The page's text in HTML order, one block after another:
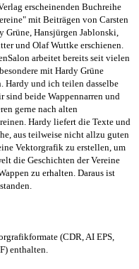
erscheinenden Buchreihe
mit Beiträgen von Carsten
Grüne, Hansjürgen Jablonski,
und Olaf Wuttke erschienen.
arbeitet bereits seit vielen
mit Hardy Grüne
Hardy und ich teilen dasselbe
sind beide Wappennarren und
gerne nach alten
Hardy liefert die Texte und
aus teilweise nicht allzu guten
Vektorgrafik zu erstellen, um
die Geschichten der Vereine
zu erhalten. Daraus ist
(CDR, AI EPS,
enthalten.